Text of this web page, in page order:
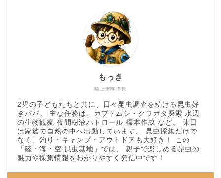
陸上部隊隊長
もっき
2児の子どもたちと共に、日々昆虫調査を続ける昆虫好
きパパ。 主な任務は、カブトムシ・クワガタ探索 水辺
の生物観察 夜間樹液パトロール 標本作成 など。 休日
は家族で自然の中へ出動しています。 昆虫採集だけで
なく、釣り・キャンプ・アウトドアも大好き！ この
「陸・海・空 昆虫基地」では、 親子で楽しめる昆虫の
魅力や採集情報をわかりやすく発信中です！